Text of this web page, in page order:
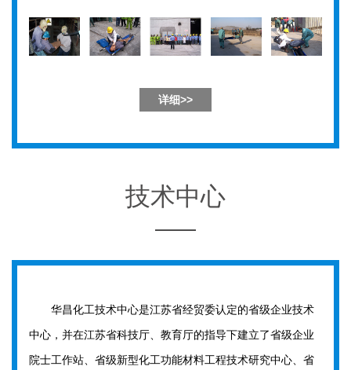
详细>>
技术中心
华昌化工技术中心是江苏省经贸委认定的省级企业技术
中心，并在江苏省科技厅、教育厅的指导下建立了省级企业
院士工作站、省级新型化工功能材料工程技术研究中心、省